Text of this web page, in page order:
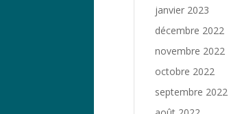
janvier 2023
décembre 2022
novembre 2022
octobre 2022
septembre 2022